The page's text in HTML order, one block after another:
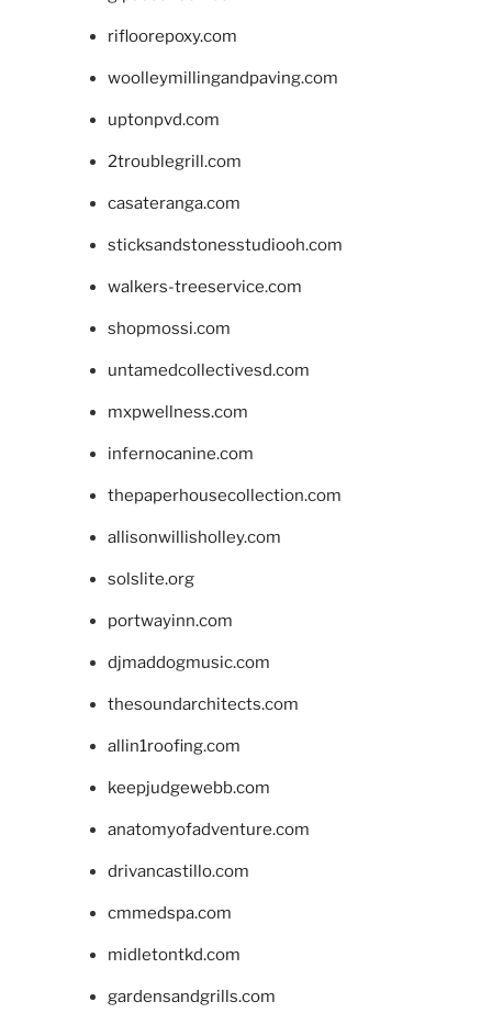
rifloorepoxy.com
woolleymillingandpaving.com
uptonpvd.com
2troublegrill.com
casateranga.com
sticksandstonesstudiooh.com
walkers-treeservice.com
shopmossi.com
untamedcollectivesd.com
mxpwellness.com
infernocanine.com
thepaperhousecollection.com
allisonwillisholley.com
solslite.org
portwayinn.com
djmaddogmusic.com
thesoundarchitects.com
allin1roofing.com
keepjudgewebb.com
anatomyofadventure.com
drivancastillo.com
cmmedspa.com
midletontkd.com
gardensandgrills.com